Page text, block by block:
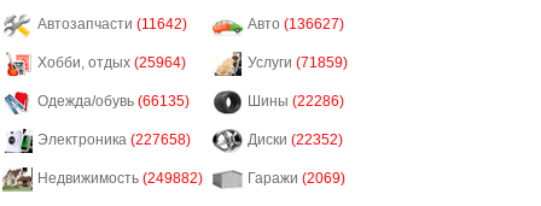
Автозапчасти (11642) Авто (136627)
Хобби, отдых (25964) Услуги (71859)
Одежда/обувь (66135) Шины (22286)
Электроника (227658) Диски (22352)
Недвижимость (249882) Гаражи (2069)